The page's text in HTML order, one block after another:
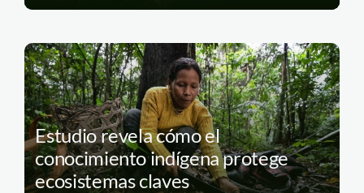
Estudio revela cómo el
conocimiento indígena protege
ecosistemas claves